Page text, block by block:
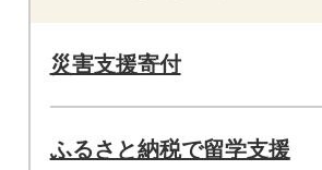
災害支援寄付
ふるさと納税で留学支援